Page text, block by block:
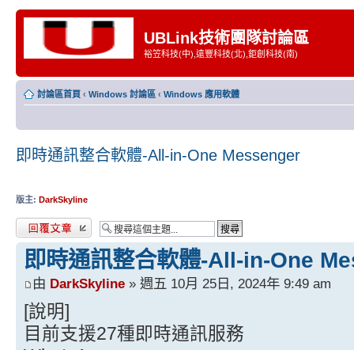
UBLink技術團隊討論區
裕笠科技(中),遠豐科技(北),鉅創科技(南)
討論區首頁 ‹ Windows 討論區 ‹ Windows 應用軟體
即時通訊整合軟體-All-in-One Messenger
版主: DarkSkyline
發表回覆
即時通訊整合軟體-All-in-One
由 DarkSkyline » 週五 10月 25日, 2024年 9:49 am
[說明]
目前支援27種即時通訊服務